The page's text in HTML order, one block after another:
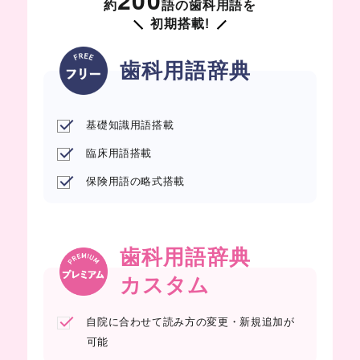
約
語の歯科用語を
初期搭載!
歯科用語辞典
基礎知識用語搭載
臨床用語搭載
保険用語の略式搭載
歯科用語辞典
カスタム
自院に合わせて読み方の変更・新規追加が
可能